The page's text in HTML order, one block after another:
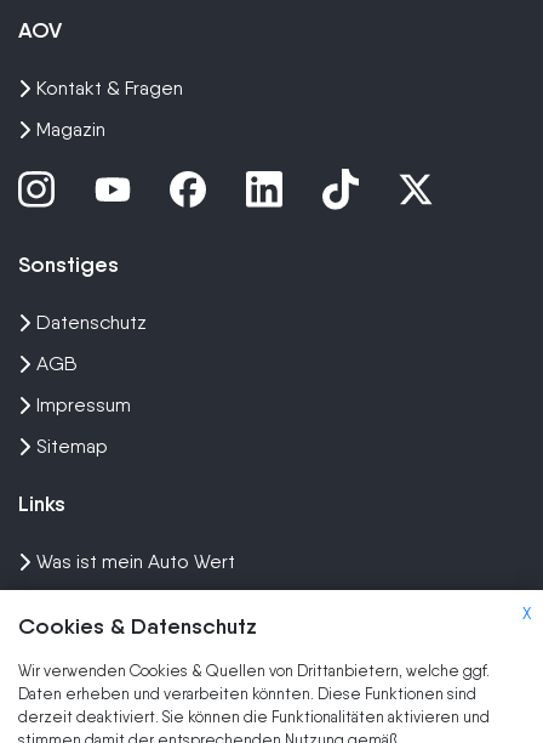
X
Cookies & Datenschutz
Wir verwenden Cookies & Quellen von Drittanbietern, welche ggf.
Daten erheben und verarbeiten könnten. Diese Funktionen sind
derzeit deaktiviert. Sie können die Funktionalitäten aktivieren und
AOV
Kontakt & Fragen
Magazin
Sonstiges
Datenschutz
AGB
Impressum
Sitemap
Links
Was ist mein Auto Wert
Wir kaufen dein Auto